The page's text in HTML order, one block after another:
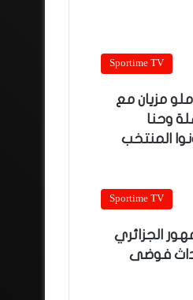
Sportime TV
مزيان مع
وحنا
المنتخب
Sportime TV
الجزائري
فوضى